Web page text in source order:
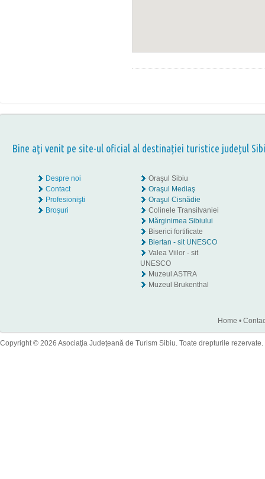
Bine aţi venit pe site-ul oficial al destinației turistice județul
Despre noi
Contact
Profesionişti
Broşuri
Oraşul Sibiu
Oraşul Mediaş
Oraşul Cisnădie
Colinele Transilvaniei
Mărginimea Sibiului
Biserici fortificate
Biertan - sit UNESCO
Valea Viilor - sit
UNESCO
Muzeul ASTRA
Muzeul Brukenthal
Home •
Copyright © 2026 Asociaţia Judeţeană de Turism Sibiu. Toate drepturile rezervate.